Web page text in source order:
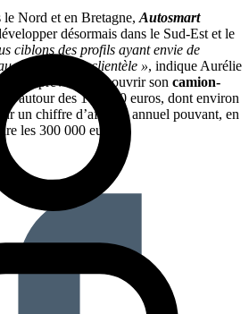
le Nord et en Bretagne, Autosmart
désormais dans le Sud-Est et le
ciblons des profils ayant envie de
contact de la clientèle », indique Aurélie
à prévoir pour ouvrir son camion-
autour des 100 000 euros, dont environ
un chiffre d’affaires annuel pouvant, en
les 300 000 euros.